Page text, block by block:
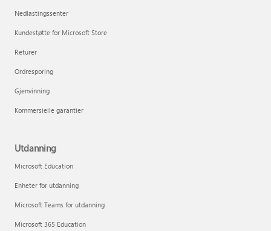
Nedlastingssenter
Kundestøtte for Microsoft Store
Returer
Ordresporing
Gjenvinning
Kommersielle garantier
Utdanning
Microsoft Education
Enheter for utdanning
Microsoft Teams for utdanning
Microsoft 365 Education